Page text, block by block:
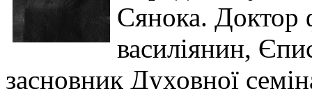
Сянока. Доктор
василіянин,
засновник Духовної